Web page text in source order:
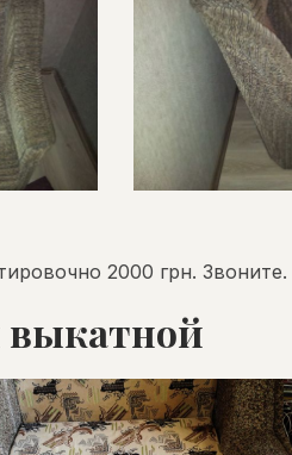
2000 грн. Звоните.
выкатной